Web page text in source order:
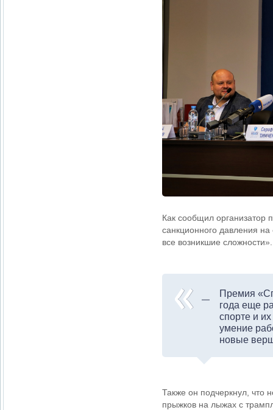
Как сообщил организатор
санкционного давления
все возникшие сложности».
Премия
года еще
спорте и
умение
новые
Также он подчеркнул, что
прыжков на лыжах с